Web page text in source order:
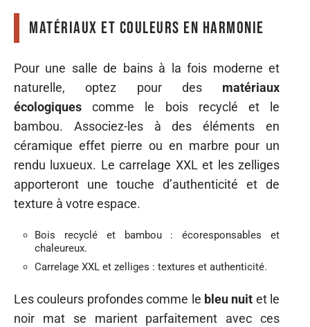
Matériaux et couleurs en harmonie
Pour une salle de bains à la fois moderne et
naturelle, optez pour des matériaux
écologiques comme le bois recyclé et le
bambou. Associez-les à des éléments en
céramique effet pierre ou en marbre pour un
rendu luxueux. Le carrelage XXL et les zelliges
apporteront une touche d’authenticité et de
texture à votre espace.
Bois recyclé et bambou : écoresponsables et
chaleureux.
Carrelage XXL et zelliges : textures et authenticité.
Les couleurs profondes comme le bleu nuit et le
noir mat se marient parfaitement avec ces